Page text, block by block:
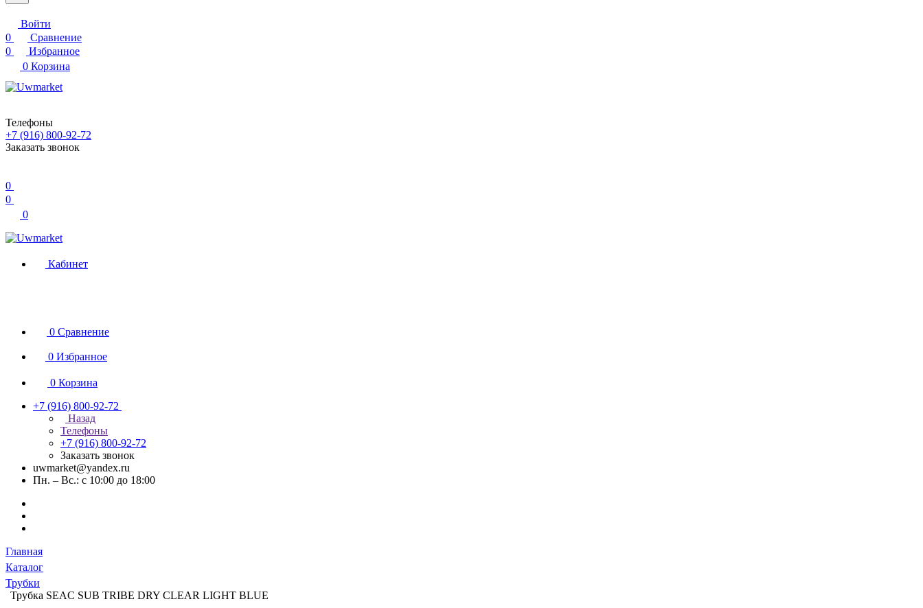
Войти
0
Сравнение
0
Избранное
0 Корзина
Телефоны
+7 (916) 800-92-72
Заказать звонок
0
0
0
Кабинет
0 Сравнение
0 Избранное
0 Корзина
+7 (916) 800-92-72
Назад
Телефоны
+7 (916) 800-92-72
Заказать звонок
uwmarket@yandex.ru
Пн. – Вс.: с 10:00 до 18:00
Главная
Каталог
Трубки
Трубка SEAC SUB TRIBE DRY CLEAR LIGHT BLUE